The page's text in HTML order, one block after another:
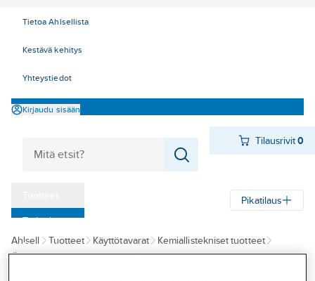
Tietoa Ahlsellista
Kestävä kehitys
Yhteystiedot
Kirjaudu sisään
Tilausrivit 0
‎Tarjoukset
Myymälät
Pikatilaus
Ahlsell Tuotteet Käyttötavarat
Kemiallistekniset tuotteet
Öljyt, rasvat ja lastuamisaineet
Ruosteenirroitus- ja suoja-aineet